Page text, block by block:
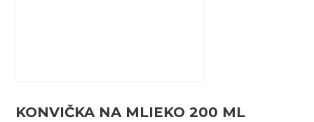
KONVIČKA NA MLIEKO 200 ML